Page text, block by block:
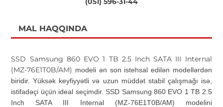
MAL HAQQINDA
SSD Samsung 860 EVO 1 TB 2.5 Inch SATA III Internal
(MZ-76E1T0B/AM) modeli ən son istehsal edilən modellərdən
biridir. Yüksək keyfiyyətli və uzun müddət stabil çalışmağı isə,
istifadəçi üçün ideal seçimdir. SSD Samsung 860 EVO 1 TB 2.5
Inch SATA III Internal (MZ-76E1T0B/AM) modelini